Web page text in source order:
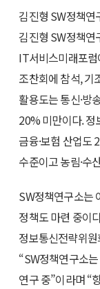
김진형 SW정책
김진형 SW정책연
IT서비스미래포
조찬회에 참석, 기
활용도는 통신·방
20% 미만이다. 정
금융·보험 산업도
수준이고 농림·수
SW정책연구소는
정책도 마련 중이
정보통신전략위
“SW정책연구소
연구 중”이라며 “